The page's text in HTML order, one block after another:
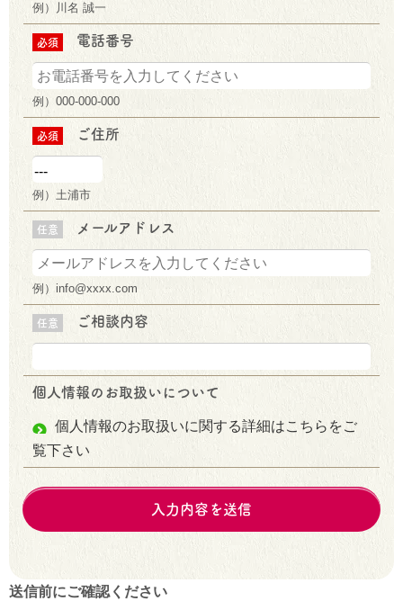
例）川名 誠一
電話番号
必須
例）000-000-000
ご住所
必須
例）土浦市
メールアドレス
任意
例）info@xxxx.com
ご相談内容
任意
個人情報の お取扱いについて
個人情報のお取扱いに関する詳細はこちらをご
覧下さい
送信前にご確認ください